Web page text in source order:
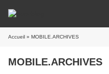
Accueil » MOBILE.ARCHIVES
MOBILE.ARCHIVES